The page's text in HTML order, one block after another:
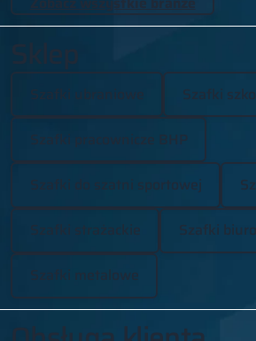
Szafki
Szafki do szatni sportowej
Szafki strażackie Szafki
Szafki metalowe